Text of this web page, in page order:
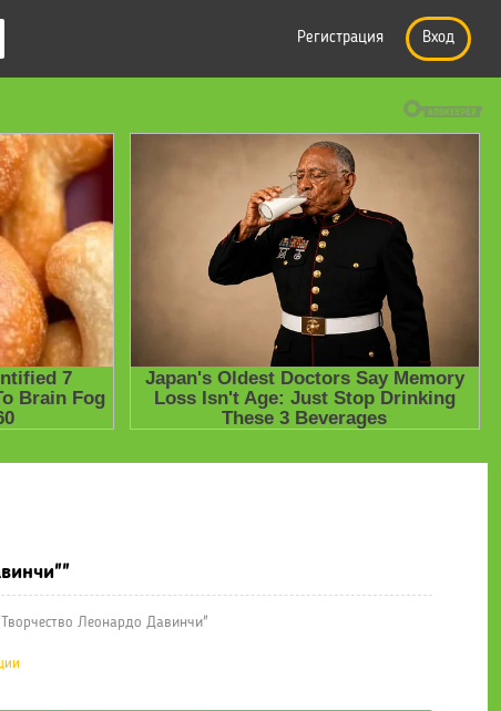
Регистрация Вход
Леонардо Давинчи"